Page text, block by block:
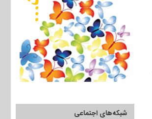
شبکه‌های اجتماعی